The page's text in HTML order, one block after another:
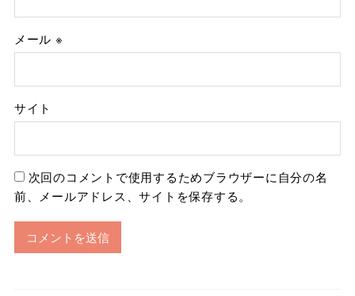
メール ※
サイト
次回のコメントで使用するためブラウザーに自分の名
前、メールアドレス、サイトを保存する。